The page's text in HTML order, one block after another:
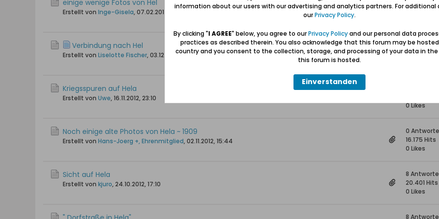
einige wenige Fotos von Hel
Erstellt von Inge-Gisela, 07.02.2014, 19:50
4
18.968 Hits
Verbindung nach Hel
Erstellt von Liselotte Fischer, 03.12.2013, 10:16
0
15.052 Hits
Kriegsspuren auf Hela
Erstellt von Uwe, 16.11.2012, 23:10
0 Likes
Noch einige alte Photos von Hela ~ 1909
Erstellt von Hans-Joerg +, Ehrenmitglied, 02.11.2012, 15:44
0
16.175 Hits
0 Likes
Sicht auf Hela
Erstellt von kjuro, 24.10.2012, 17:10
8
20.401 Hits
0 Likes
8
information about our users with our advertising and analytics partners. For additional
ourPrivacy Policy.
By clicking "I AGREE" below, you agree to ourPrivacy Policyand our personal data
practices as described therein. You also acknowledge that this forum may be
country and you consent to the collection, storage, and processing of your data in
this forum is hosted.
Einverstanden